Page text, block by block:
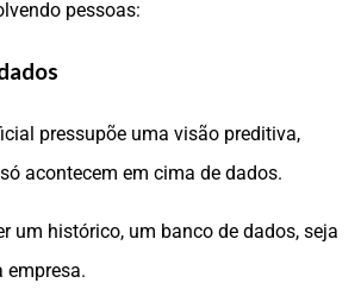
pessoas:
pressupõe uma visão preditiva,
acontecem em cima de dados.
um histórico, um banco de dados, seja
empresa.